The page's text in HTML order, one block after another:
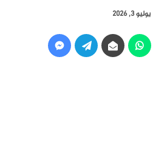
يوليو 3, 2026